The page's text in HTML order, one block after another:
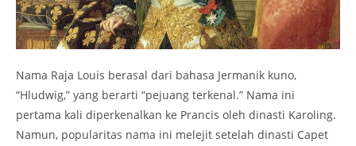
Nama Raja Louis berasal dari bahasa Jermanik kuno,
“Hludwig,” yang berarti “pejuang terkenal.” Nama ini
pertama kali diperkenalkan ke Prancis oleh dinasti Karoling.
Namun, popularitas nama ini melejit setelah dinasti Capet